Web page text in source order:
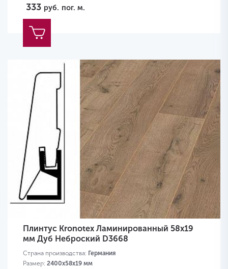
333 руб. пог. м.
Плинтус Kronotex Ламинированный 58х19
мм Дуб Неброский D3668
Страна производства: Германия
Размер: 2400х58х19 мм